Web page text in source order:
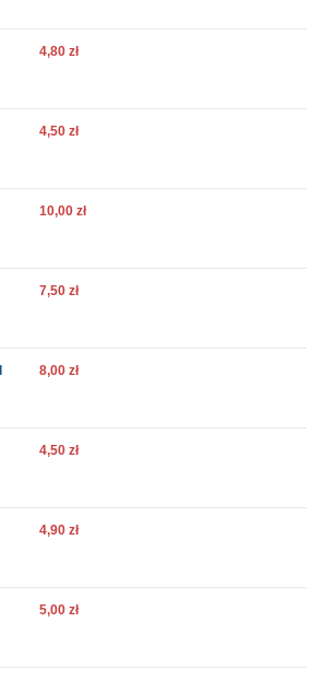
4,80 zł
4,50 zł
10,00 zł
7,50 zł
8,00 zł
4,50 zł
4,90 zł
5,00 zł